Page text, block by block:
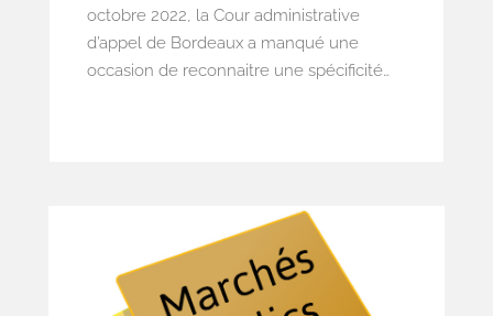
octobre 2022, la Cour administrative
d’appel de Bordeaux a manqué une
occasion de reconnaitre une spécificité